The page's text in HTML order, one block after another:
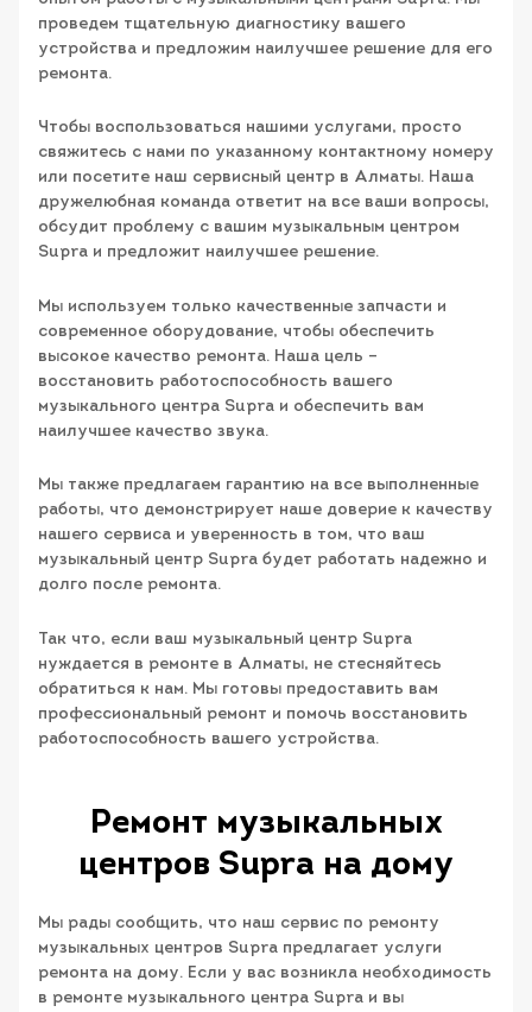
проведем тщательную диагностику вашего
устройства и предложим наилучшее решение для его
ремонта.
Чтобы воспользоваться нашими услугами, просто
свяжитесь с нами по указанному контактному номеру
или посетите наш сервисный центр в Алматы. Наша
дружелюбная команда ответит на все ваши вопросы,
обсудит проблему с вашим музыкальным центром
Supra и предложит наилучшее решение.
Мы используем только качественные запчасти и
современное оборудование, чтобы обеспечить
высокое качество ремонта. Наша цель –
восстановить работоспособность вашего
музыкального центра Supra и обеспечить вам
наилучшее качество звука.
Мы также предлагаем гарантию на все выполненные
работы, что демонстрирует наше доверие к качеству
нашего сервиса и уверенность в том, что ваш
музыкальный центр Supra будет работать надежно и
долго после ремонта.
Так что, если ваш музыкальный центр Supra
нуждается в ремонте в Алматы, не стесняйтесь
обратиться к нам. Мы готовы предоставить вам
профессиональный ремонт и помочь восстановить
работоспособность вашего устройства.
Ремонт музыкальных
центров Supra на дому
Мы рады сообщить, что наш сервис по ремонту
музыкальных центров Supra предлагает услуги
ремонта на дому. Если у вас возникла необходимость
в ремонте музыкального центра Supra и вы